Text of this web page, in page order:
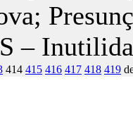
–
414 415 416 417 418 419